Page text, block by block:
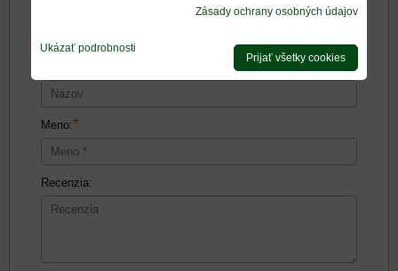
Meno:*
Recenzia:
Zásady ochrany osobných údajov
Ukázať podrobnosti
Prijať všetky cookies